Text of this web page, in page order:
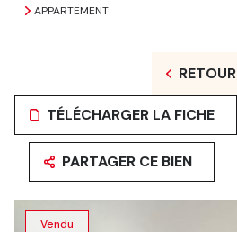
APPARTEMENT
RETOUR
TÉLÉCHARGER LA FICHE
PARTAGER CE BIEN
Vendu